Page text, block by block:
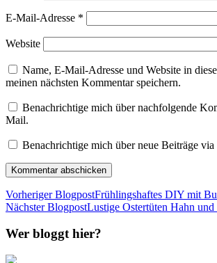
E-Mail-Adresse *
Website
Name, E-Mail-Adresse und Website in
meinen nächsten Kommentar speichern.
Benachrichtige mich über nachfolgende
Mail.
Benachrichtige mich über neue Beiträge
Vorheriger BlogpostFrühlingshaftes DIY mit
Nächster BlogpostLustige Ostertüten Hahn und
Wer bloggt hier?